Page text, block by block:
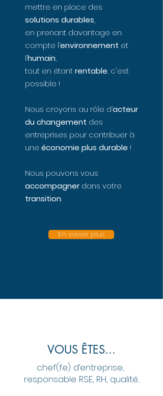
mettre en place des
solutions durables,
en prenant davantage en
compte l’environnement et
l’humain,
tout en étantrentable, c'est
possible !
Nous croyons au rôle d’acteur
du changement des
entreprises pour contribuer à
une économie plus durable !
Nous pouvons vous
accompagnerdans votre
transition.
En savoir plus
VOUS ÊTES...
chef(fe) d’entreprise,
responsable RSE, RH, qualité...